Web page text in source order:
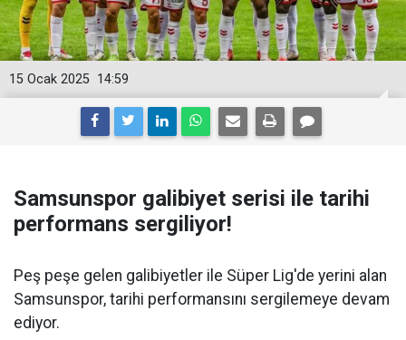
14:59
15 Ocak 2025
Samsunspor galibiyet serisi ile tarihi
performans sergiliyor!
Peş peşe gelen galibiyetler ile Süper Lig'de yerini alan
Samsunspor, tarihi performansını sergilemeye devam
ediyor.